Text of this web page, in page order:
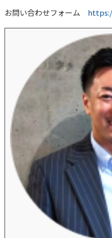
お問い合わせフォーム